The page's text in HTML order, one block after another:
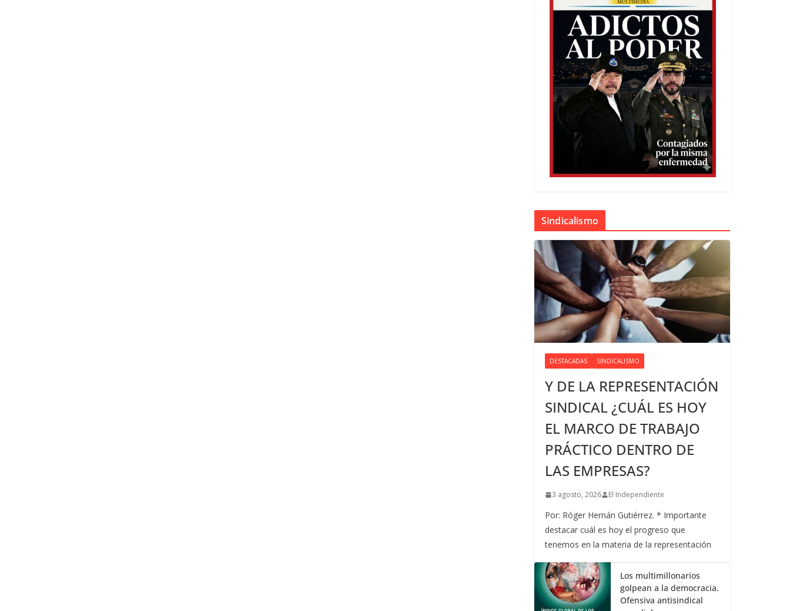
Sindicalismo
DESTACADAS SINDICALISMO
Y DE LA REPRESENTACIÓN
SINDICAL ¿CUÁL ES HOY
EL MARCO DE TRABAJO
PRÁCTICO DENTRO DE
LAS EMPRESAS?
3 agosto, 2026 El Independiente
Por: Róger Hernán Gutiérrez. * Importante
destacar cuál es hoy el progreso que
tenemos en la materia de la representación
Los multimillonarios
golpean a la democracia.
Ofensiva antisindical